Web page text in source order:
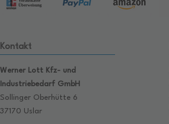
Kontakt
Werner Lott Kfz- und
Industriebedarf GmbH
Sollinger Oberhütte 6
37170 Uslar